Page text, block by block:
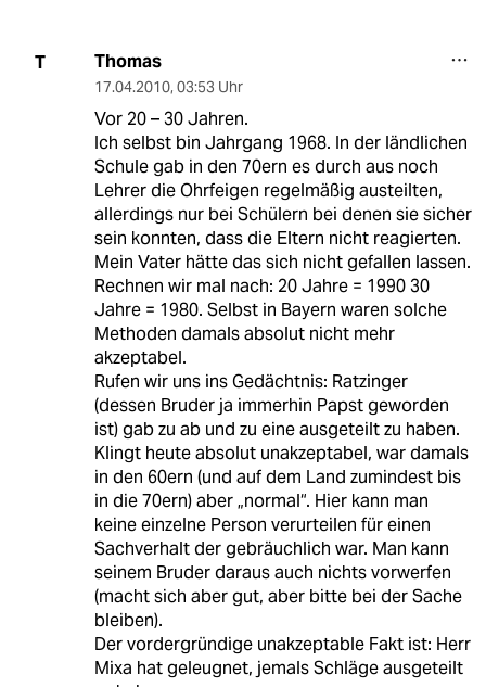
T Thomas
17.04.2010, 03:53 Uhr
Vor 20 – 30 Jahren.
Ich selbst bin Jahrgang 1968. In der ländlichen
Schule gab in den 70ern es durch aus noch
Lehrer die Ohrfeigen regelmäßig austeilten,
allerdings nur bei Schülern bei denen sie sicher
sein konnten, dass die Eltern nicht reagierten.
Mein Vater hätte das sich nicht gefallen lassen.
Rechnen wir mal nach: 20 Jahre = 1990 30
Jahre = 1980. Selbst in Bayern waren solche
Methoden damals absolut nicht mehr
akzeptabel.
Rufen wir uns ins Gedächtnis: Ratzinger
(dessen Bruder ja immerhin Papst geworden
ist) gab zu ab und zu eine ausgeteilt zu haben.
Klingt heute absolut unakzeptabel, war damals
in den 60ern (und auf dem Land zumindest bis
in die 70ern) aber „normal“. Hier kann man
keine einzelne Person verurteilen für einen
Sachverhalt der gebräuchlich war. Man kann
seinem Bruder daraus auch nichts vorwerfen
(macht sich aber gut, aber bitte bei der Sache
bleiben).
Der vordergründige unakzeptable Fakt ist: Herr
Mixa hat geleugnet, jemals Schläge ausgeteilt